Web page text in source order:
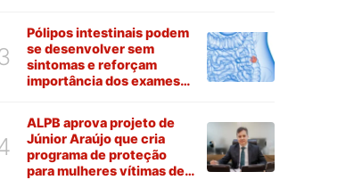
Pólipos intestinais podem
se desenvolver sem
sintomas e reforçam
importância dos exames
ALPB aprova projeto de
Júnior Araújo que cria
programa de proteção
para mulheres vítimas de